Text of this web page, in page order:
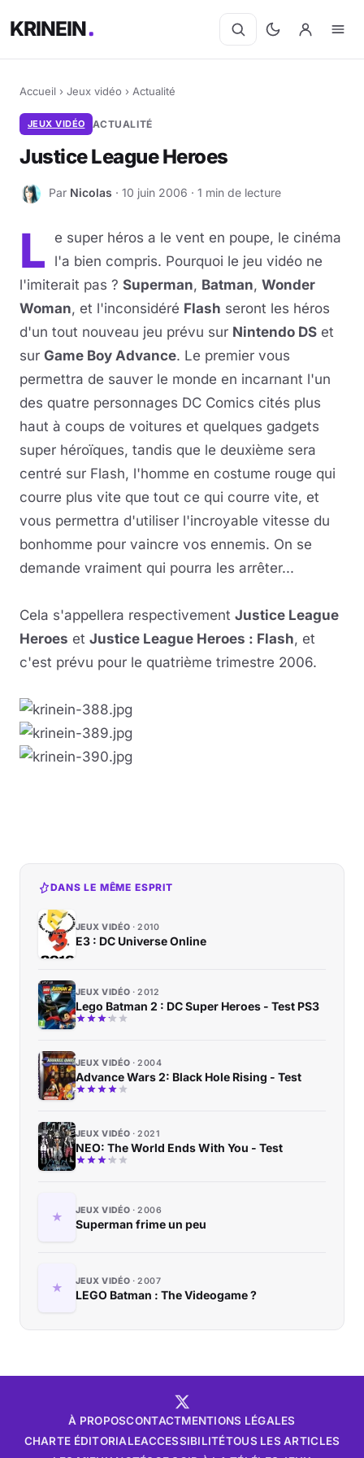
KRINEIN
Accueil › Jeux vidéo › Actualité
JEUX VIDÉO ACTUALITÉ
Justice League Heroes
N Par Nicolas · 10 juin 2006 · 1 min de lecture
L
e super héros a le vent en poupe, le cinéma
l'a bien compris. Pourquoi le jeu vidéo ne
l'imiterait pas ? Superman, Batman, Wonder
Woman, et l'inconsidéré Flash seront les héros
d'un tout nouveau jeu prévu sur Nintendo DS et
sur Game Boy Advance. Le premier vous
permettra de sauver le monde en incarnant l'un
des quatre personnages DC Comics cités plus
haut à coups de voitures et quelques gadgets
super héroïques, tandis que le deuxième sera
centré sur Flash, l'homme en costume rouge qui
courre plus vite que tout ce qui courre vite, et
vous permettra d'utiliser l'incroyable vitesse du
bonhomme pour vaincre vos ennemis. On se
demande vraiment qui pourra les arrêter...
Cela s'appellera respectivement Justice League
Heroes et Justice League Heroes : Flash, et
c'est prévu pour le quatrième trimestre 2006.
DANS LE MÊME ESPRIT
JEUX VIDÉO 2010
E3 : DC Universe Online
JEUX VIDÉO 2012
Lego Batman 2 : DC Super Heroes - Test PS3
JEUX VIDÉO 2004
Advance Wars 2: Black Hole Rising - Test
JEUX VIDÉO 2021
NEO: The World Ends With You - Test
JEUX VIDÉO 2006
Superman frime un peu
JEUX VIDÉO 2007
LEGO Batman : The Videogame ?
À PROPOSCONTACTMENTIONS LÉGALES
CHARTE ÉDITORIALEACCESSIBILITÉTOUS LES ARTICLES